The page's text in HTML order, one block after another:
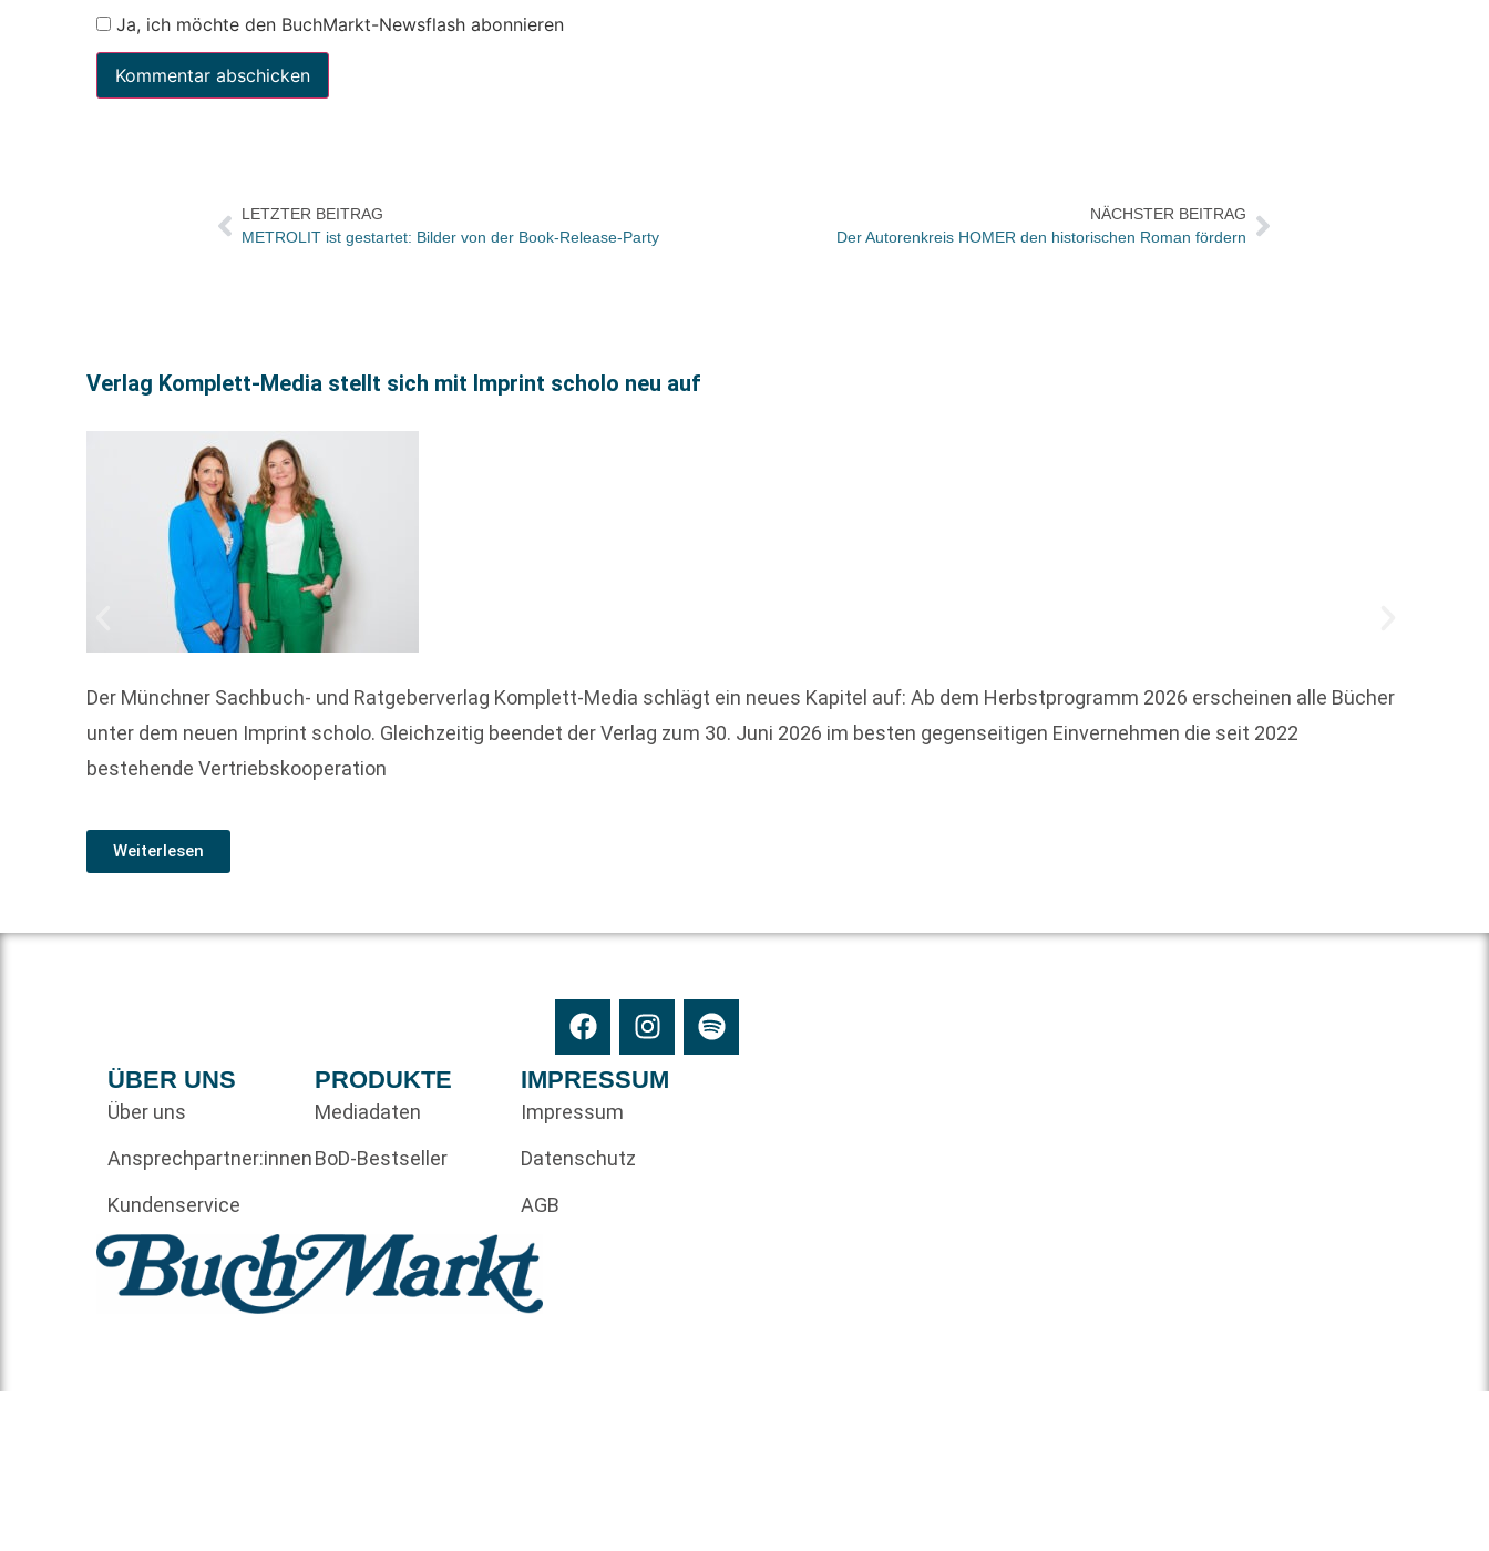
Ja, ich möchte den BuchMarkt-Newsflash abonnieren
LETZTER BEITRAG
METROLIT ist gestartet: Bilder von der Book-Release-Party
NÄCHSTER BEITRAG
Der Autorenkreis HOMER den historischen Roman fördern
Verlag Komplett-Media stellt sich mit Imprint scholo neu auf
Der Münchner Sachbuch- und Ratgeberverlag Komplett-Media schlägt ein neues Kapitel auf: Ab dem Herbstprogramm 2026 erscheinen alle Bücher
unter dem neuen Imprint scholo. Gleichzeitig beendet der Verlag zum 30. Juni 2026 im besten gegenseitigen Einvernehmen die seit 2022
bestehende Vertriebskooperation
Weiterlesen
ÜBER UNS
Über uns
Ansprechpartner:innen
Kundenservice
PRODUKTE
Mediadaten
BoD-Bestseller
IMPRESSUM
Impressum
Datenschutz
AGB